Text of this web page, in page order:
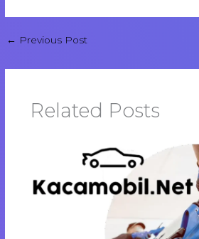
← Previous Post
Related Posts